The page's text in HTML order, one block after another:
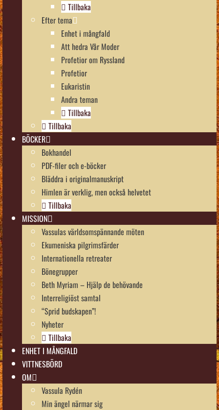
Tillbaka
Efter tema
Enhet i mångfald
Att hedra Vår Moder
Profetior om Ryssland
Profetior
Eukaristin
Andra teman
Tillbaka
Tillbaka
BÖCKER
Bokhandel
PDF-filer och e-böcker
Bläddra i originalmanuskript
Himlen är verklig, men också helvetet
Tillbaka
MISSION
Vassulas världsomspännande möten
Ekumeniska pilgrimsfärder
Internationella retreater
Bönegrupper
Beth Myriam – Hjälp de behövande
Interreligiöst samtal
“Sprid budskapen”!
Nyheter
Tillbaka
ENHET I MÅNGFALD
VITTNESBÖRD
OM
Vassula Rydén
Min ängel närmar sig